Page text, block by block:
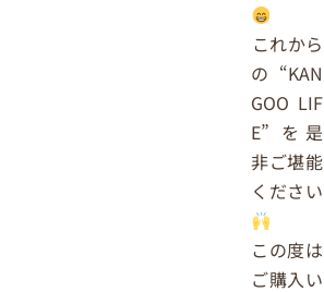
これから
の “KAN
GOO LIF
E” を是
非ご堪能
ください
この度は
ご購入い